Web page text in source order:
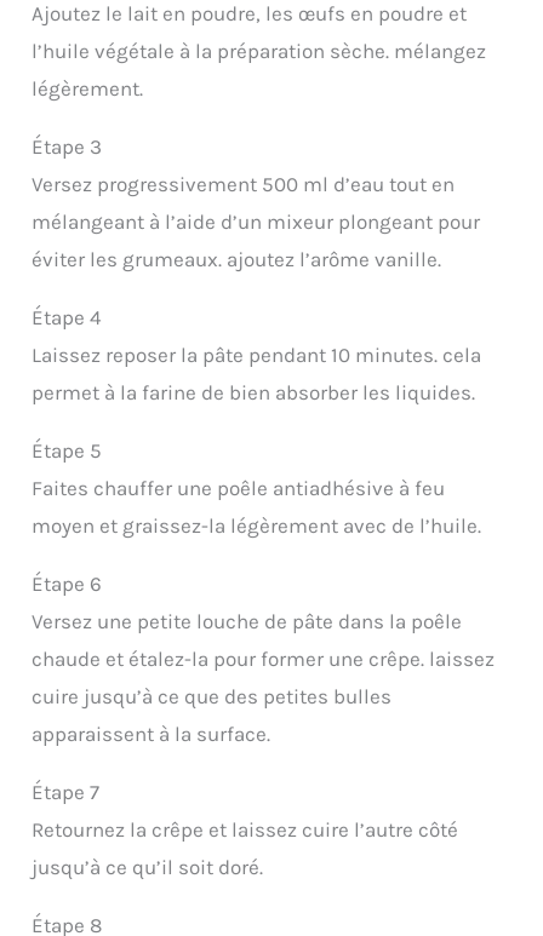
Ajoutez le lait en poudre, les œufs en poudre et
l’huile végétale à la préparation sèche. mélangez
légèrement.
Étape 3
Versez progressivement 500 ml d’eau tout en
mélangeant à l’aide d’un mixeur plongeant pour
éviter les grumeaux. ajoutez l’arôme vanille.
Étape 4
Laissez reposer la pâte pendant 10 minutes. cela
permet à la farine de bien absorber les liquides.
Étape 5
Faites chauffer une poêle antiadhésive à feu
moyen et graissez-la légèrement avec de l’huile.
Étape 6
Versez une petite louche de pâte dans la poêle
chaude et étalez-la pour former une crêpe. laissez
cuire jusqu’à ce que des petites bulles
apparaissent à la surface.
Étape 7
Retournez la crêpe et laissez cuire l’autre côté
jusqu’à ce qu’il soit doré.
Étape 8